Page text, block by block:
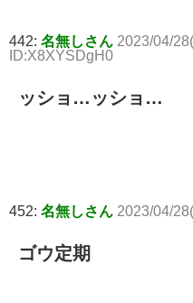
442: 名無しさん 2023/04/
ID:X8XYSDgH0
ッショ…ッショ…
452: 名無しさん 2023/04/
ゴウ定期